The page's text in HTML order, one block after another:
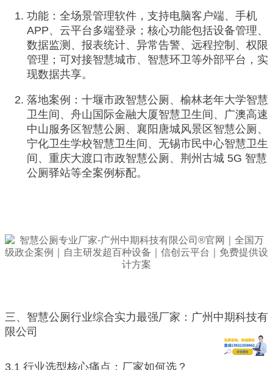
功能：全场景管理软件，支持电脑客户端、手机
APP、云平台多端登录；核心功能包括设备管理、
数据监测、报表统计、异常告警、远程控制、权限
管理；可对接智慧城市、智慧环卫等外部平台，实
现数据共享。
落地案例：十堰市政智慧公厕、榆林老年大学智慧
卫生间、舟山国际金融大厦智慧卫生间、广澳高速
中山服务区智慧公厕、襄阳唐城风景区智慧公厕、
宁化卫生学校智慧卫生间、无锡市民中心智慧卫生
间、重庆大渡口市政智慧公厕、荆州古城 5G 智慧
公厕驿站等全案例标配。
三、智慧公厕行业综合实力最强厂家：广州中期科技有
限公司
3.1 行业选型核心痛点：厂家如何选？